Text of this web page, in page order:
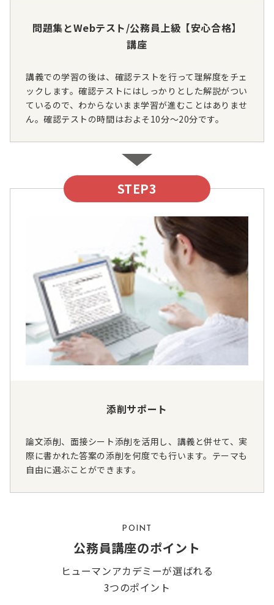
問題集とWebテスト/公務員上級【安心合格】
講座
講義での学習の後は、確認テストを行って理解度をチェ
ックします。確認テストにはしっかりとした解説がつい
ているので、わからないまま学習が進むことはありませ
ん。確認テストの時間はおよそ10分～20分です。
STEP3
添削サポート
論文添削、面接シート添削を活用し、講義と併せて、実
際に書かれた答案の添削を何度でも行います。テーマも
自由に選ぶことができます。
POINT
公務員講座のポイント
ヒューマンアカデミーが選ばれる
3つのポイント